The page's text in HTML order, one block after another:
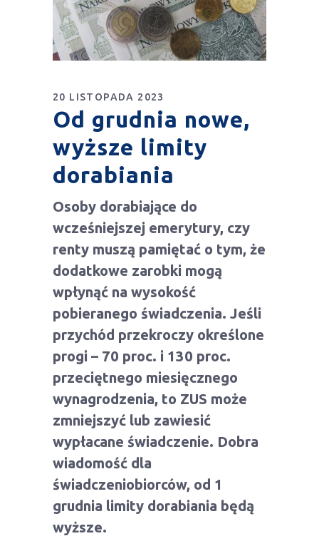
20 LISTOPADA 2023
Od grudnia nowe,
wyższe limity
dorabiania
Osoby dorabiające do
wcześniejszej emerytury, czy
renty muszą pamiętać o tym, że
dodatkowe zarobki mogą
wpłynąć na wysokość
pobieranego świadczenia. Jeśli
przychód przekroczy określone
progi – 70 proc. i 130 proc.
przeciętnego miesięcznego
wynagrodzenia, to ZUS może
zmniejszyć lub zawiesić
wypłacane świadczenie. Dobra
wiadomość dla
świadczeniobiorców, od 1
grudnia limity dorabiania będą
wyższe.